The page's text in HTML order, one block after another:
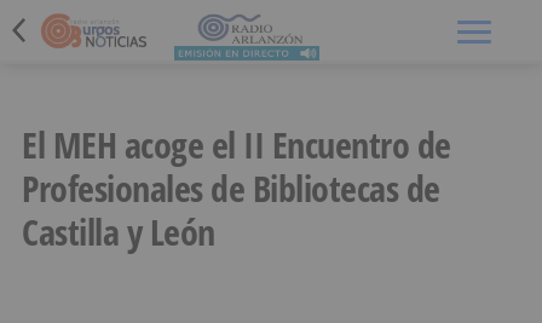
El MEH acoge el II Encuentro de
Profesionales de Bibliotecas de
Castilla y León